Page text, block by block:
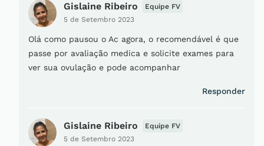
Gislaine Ribeiro
5 de Setembro 2023
Equipe FV
Olá como pausou o Ac agora, o recomendável é que
passe por avaliação medica e solicite exames para
ver sua ovulação e pode acompanhar
Responder
Gislaine Ribeiro
5 de Setembro 2023
Equipe FV